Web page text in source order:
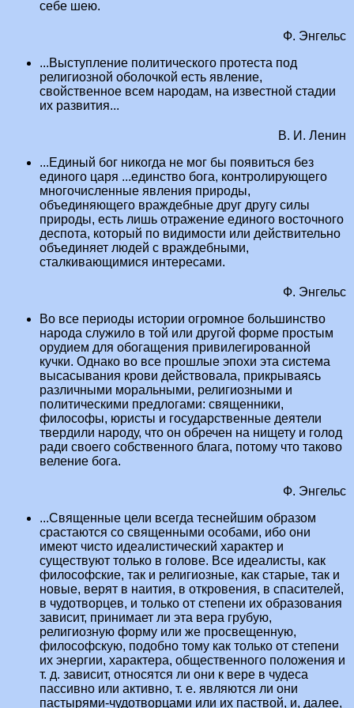
себе шею.
Ф. Энгельс
...Выступление политического протеста под
религиозной оболочкой есть явление,
свойственное всем народам, на известной стадии
их развития...
В. И. Ленин
...Единый бог никогда не мог бы появиться без
единого царя ...единство бога, контролирующего
многочисленные явления природы,
объединяющего враждебные друг другу силы
природы, есть лишь отражение единого восточного
деспота, который по видимости или действительно
объединяет людей с враждебными,
сталкивающимися интересами.
Ф. Энгельс
Во все периоды истории огромное большинство
народа служило в той или другой форме простым
орудием для обогащения привилегированной
кучки. Однако во все прошлые эпохи эта система
высасывания крови действовала, прикрываясь
различными моральными, религиозными и
политическими предлогами: священники,
философы, юристы и государственные деятели
твердили народу, что он обречен на нищету и голод
ради своего собственного блага, потому что таково
веление бога.
Ф. Энгельс
...Священные цели всегда теснейшим образом
срастаются со священными особами, ибо они
имеют чисто идеалистический характер и
существуют только в голове. Все идеалисты, как
философские, так и религиозные, как старые, так и
новые, верят в наития, в откровения, в спасителей,
в чудотворцев, и только от степени их образования
зависит, принимает ли эта вера грубую,
религиозную форму или же просвещенную,
философскую, подобно тому как только от степени
их энергии, характера, общественного положения и
т. д. зависит, относятся ли они к вере в чудеса
пассивно или активно, т. е. являются ли они
пастырями-чудотворцами или их паствой, и, далее,